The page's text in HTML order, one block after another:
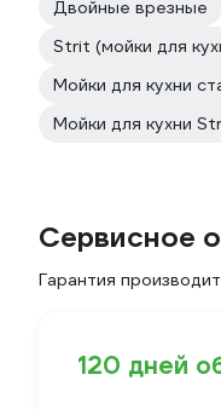
Двойные врезные
Strit (мойки для
Мойки для кухни
Мойки для кухни
Сервисное
Гарантия
120 дней